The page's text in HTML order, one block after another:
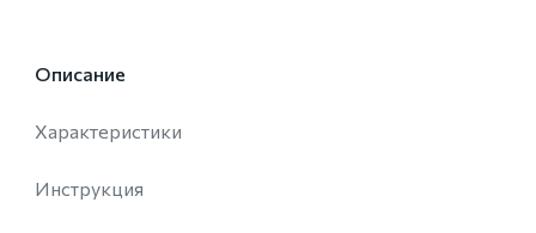
Описание
Характеристики
Инструкция